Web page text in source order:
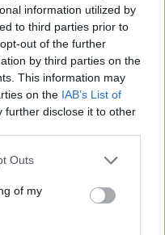
information utilized by
to third parties prior to
out of the further
by third parties on the
This information may
on the IAB’s List of
further disclose it to other
one or more Google
You may click to
its third-party tags to
in below Google
Outs
of my
azadatvédelmi